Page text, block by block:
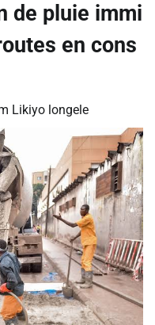
de pluie immi
en cons
Likiyo longele